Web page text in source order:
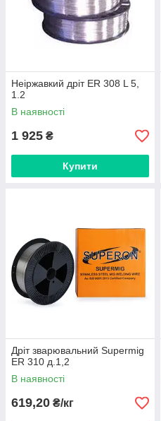
Неіржавкий дріт ER 308 L 5,
1.2
В наявності
1 925 ₴
Купити
Дріт зварювальний Supermig
ER 310 д.1,2
В наявності
619,20 ₴/кг